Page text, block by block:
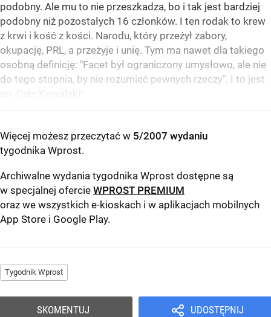
podobny. Ale mu to nie przeszkadza, bo i tak jest bardziej
podobny niż pozostałych 16 członków. I ten rodak to krew
z krwi i kość z kości. Narodu, który przeżył zabory,
okupację, PRL, a przeżyje i unię. Tym ma nawet dla takiego
osobną definicję: "Facet był ograniczony umysłowo, ale nie
do tego stopnia, by nie rozumieć pewnych rzeczy". I to jest
on. Cały Kowalski!
Więcej możesz przeczytać w 5/2007 wydaniu
tygodnika Wprost.
Archiwalne wydania tygodnika Wprost dostępne są
w specjalnej ofercie WPROST PREMIUM
oraz we wszystkich e-kioskach i w aplikacjach mobilnych
App Store i Google Play.
Tygodnik Wprost
UDOSTĘPNIJ
SKOMENTUJ